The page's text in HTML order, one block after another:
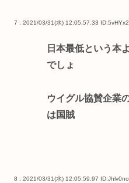
7 : 2021/03/31(水) 12:05:57.33
日本最低という本
でしょ
ウイグル協賛企業
は国賊
8 : 2021/03/31(水) 12:05:59.97